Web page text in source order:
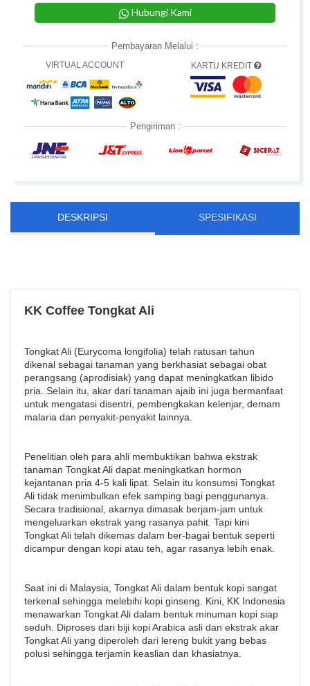
Hubungi Kami
Pembayaran Melalui :
VIRTUAL ACCOUNT KARTU KREDIT
Pengiriman :
DESKRIPSI SPESIFIKASI
KK Coffee Tongkat Ali
Tongkat Ali (Eurycoma longifolia) telah ratusan tahun
dikenal sebagai tanaman yang berkhasiat sebagai obat
perangsang (aprodisiak) yang dapat meningkatkan libido
pria. Selain itu, akar dari tanaman ajaib ini juga bermanfaat
untuk mengatasi disentri, pembengkakan kelenjar, demam
malaria dan penyakit-penyakit lainnya.
Penelitian oleh para ahli membuktikan bahwa ekstrak
tanaman Tongkat Ali dapat meningkatkan hormon
kejantanan pria 4-5 kali lipat. Selain itu konsumsi Tongkat
Ali tidak menimbulkan efek samping bagi penggunanya.
Secara tradisional, akarnya dimasak berjam-jam untuk
mengeluarkan ekstrak yang rasanya pahit. Tapi kini
Tongkat Ali telah dikemas dalam ber-bagai bentuk seperti
dicampur dengan kopi atau teh, agar rasanya lebih enak.
Saat ini di Malaysia, Tongkat Ali dalam bentuk kopi sangat
terkenal sehingga melebihi kopi ginseng. Kini, KK Indonesia
menawarkan Tongkat Ali dalam bentuk minuman kopi siap
seduh. Diproses dari biji kopi Arabica asli dan ekstrak akar
Tongkat Ali yang diperoleh dari lereng bukit yang bebas
polusi sehingga terjamin keaslian dan khasiatnya.